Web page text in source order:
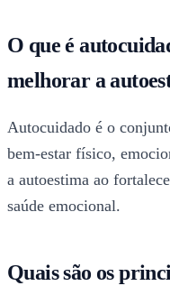
O que é
melhorar a
Autocuidado é o
bem-estar físico,
a autoestima ao
saúde emocional.
Quais são os